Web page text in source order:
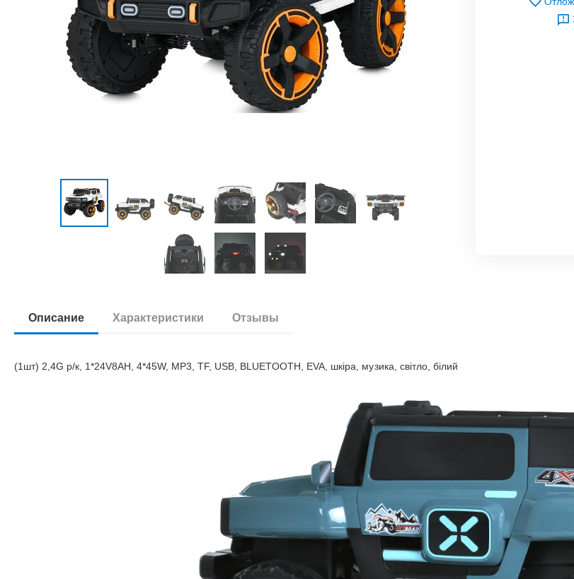
Описание Характеристики Отзывы
(1шт) 2,4G р/к, 1*24V8AH, 4*45W, MP3, TF, USB, BLUETOOTH, EVA, шкіра, музика, світло, білий